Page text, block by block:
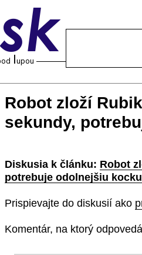
Robot zloží
sekundy,
Diskusia k článku: Robot
potrebuje odolnejšiu kocku
Prispievajte do diskusií ako
Komentár, na ktorý